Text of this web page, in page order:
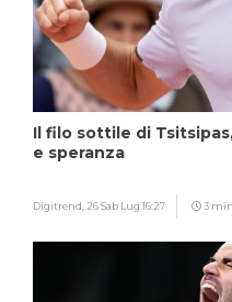
Il filo sottile di
e speranza
Digitrend, 26 Sab Lug 16:27 3 min